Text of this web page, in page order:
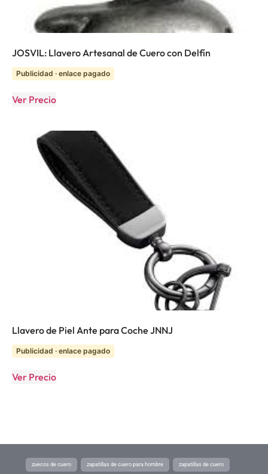
JOSVIL: Llavero Artesanal de Cuero con Delfín
Publicidad · enlace pagado
Ver Precio
Llavero de Piel Ante para Coche JNNJ
Publicidad · enlace pagado
Ver Precio
zuecos de cuero zapatillas de cuero para hombre zapatillas de cuero